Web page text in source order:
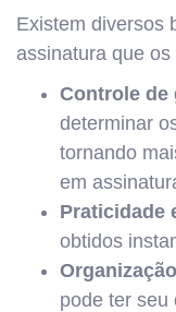
Existem diversos
assinatura que
Controle de
determinar
tornando
em
Praticidade
obtidos
pode ter seu